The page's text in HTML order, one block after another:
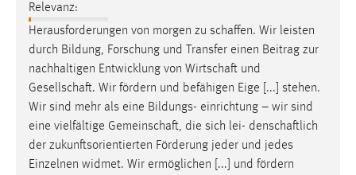
Relevanz:
Herausforderungen von morgen zu schaffen. Wir leisten
durch Bildung, Forschung und Transfer einen Beitrag zur
nachhaltigen Entwicklung von Wirtschaft und
Gesellschaft. Wir fördern und befähigen Eige [...] stehen.
Wir sind mehr als eine Bildungs- einrichtung – wir sind
eine vielfältige Gemeinschaft, die sich lei- denschaftlich
der zukunftsorientierten Förderung jeder und jedes
Einzelnen widmet. Wir ermöglichen [...] und fördern